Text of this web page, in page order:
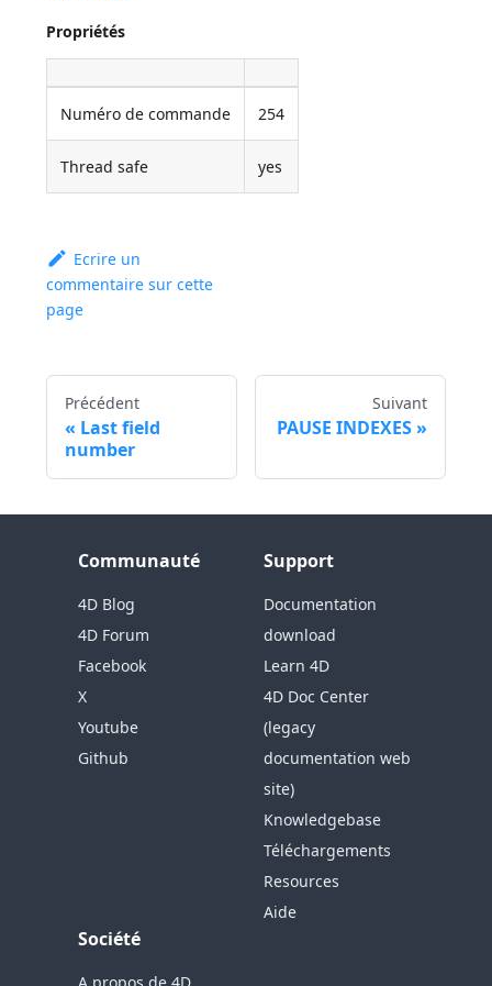
Propriétés
Numéro de commande 254
Thread safe yes
Ecrire un
commentaire sur cette
page
Précédent
Last field
number
Suivant
PAUSE INDEXES
Communauté
4D Blog
4D Forum
Facebook
X
Youtube
Github
Support
Documentation
download
Learn 4D
4D Doc Center
(legacy
documentation web
site)
Knowledgebase
Téléchargements
Resources
Aide
Société